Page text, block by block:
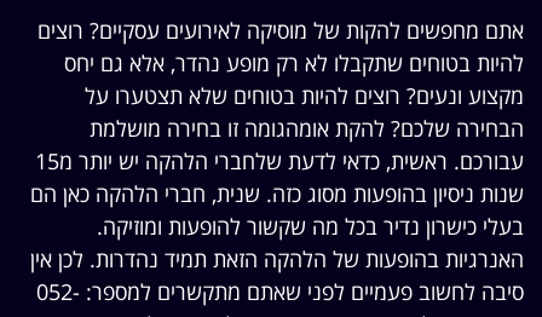
אתם מחפשים להקות של מוסיקה לאירועים עסקיים? רוצים
להיות בטוחים שתקבלו לא רק מופע נהדר, אלא גם יחס
מקצוע ונעים? רוצים להיות בטוחים שלא תצטערו על
הבחירה שלכם? להקת אומהגומה זו בחירה מושלמת
עבורכם. ראשית, כדאי לדעת שלחברי הלהקה יש יותר מ15
שנות ניסיון בהופעות מסוג כזה. שנית, חברי הלהקה כאן הם
בעלי כישרון נדיר בכל מה שקשור להופעות ומוזיקה.
האנרגיות בהופעות של הלהקה הזאת תמיד נהדרות. לכן אין
סיבה לחשוב פעמיים לפני שאתם מתקשרים למספר: 052-